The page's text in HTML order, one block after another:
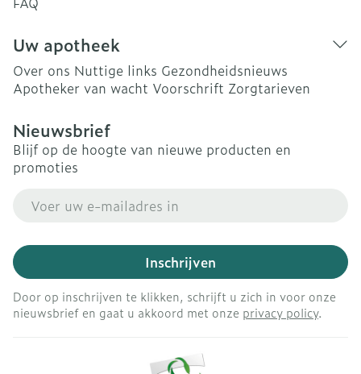
Uw apotheek
Over ons Nuttige links Gezondheidsnieuws
Apotheker van wacht Voorschrift Zorgtarieven
Nieuwsbrief
Blijf op de hoogte van nieuwe producten en
promoties
Inschrijven
Door op inschrijven te klikken, schrijft u zich in voor onze
nieuwsbrief en gaat u akkoord met onze privacy policy.